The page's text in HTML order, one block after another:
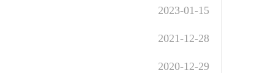
2023-01-15
2021-12-28
2020-12-29